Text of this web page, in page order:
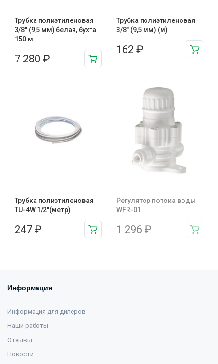
Трубка полиэтиленовая
3/8″ (9,5 мм) белая, бухта
150 м
7 280 ₽
Трубка полиэтиленовая
3/8″ (9,5 мм) (м)
162 ₽
Трубка полиэтиленовая
TU-4W 1/2″(метр)
247 ₽
Регулятор потока воды
WFR-01
1 296 ₽
Информация
Информация для дилеров
Наши работы
Отзывы
Новости